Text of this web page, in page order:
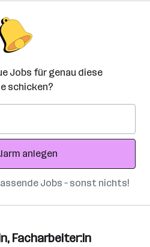
Jobs für genau diese
schicken?
anlegen
Jobs – sonst nichts!
Facharbeiter:in